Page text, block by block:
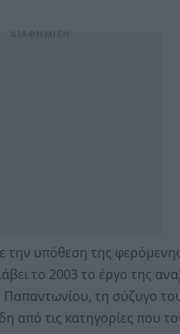
την υπόθεση της
το 2003 το έργο της
Παπαντωνίου, τη σύζυγο
από τις κατηγορίες που